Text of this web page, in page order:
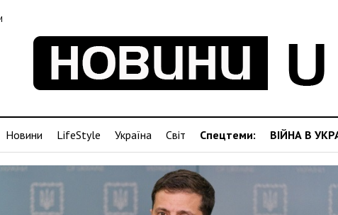
Новини LifeStyle Україна Світ Спецтеми: ВІЙНА В